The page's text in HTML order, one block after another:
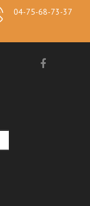
04-75-68-73-37